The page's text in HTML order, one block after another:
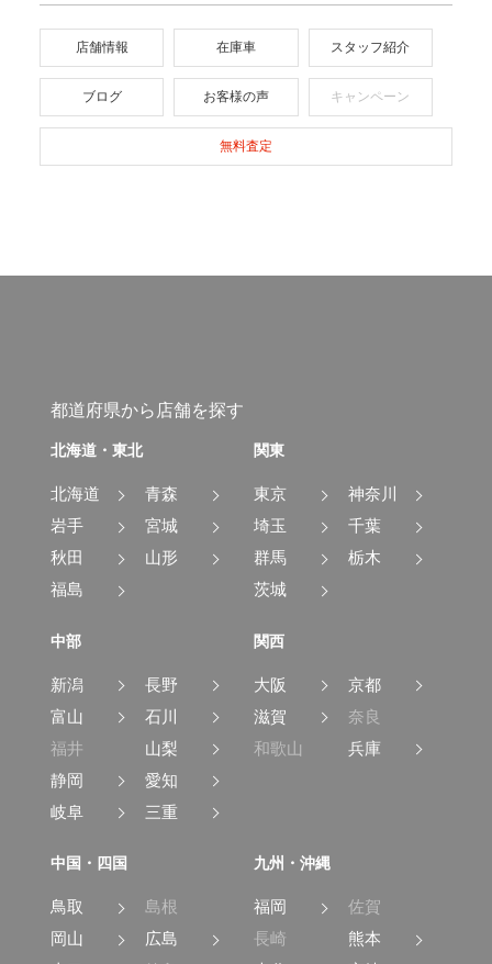
店舗情報 在庫車 スタッフ紹介
ブログ お客様の声 キャンペーン
無料査定
都道府県から店舗を探す
北海道・東北
北海道
青森
岩手
宮城
秋田
山形
福島
関東
東京
神奈川
埼玉
千葉
群馬
栃木
茨城
中部
新潟
長野
富山
石川
福井
山梨
静岡
愛知
岐阜
三重
関西
大阪
京都
滋賀
奈良
和歌山
兵庫
中国・四国
鳥取
島根
岡山
広島
九州・沖縄
福岡
佐賀
長崎
熊本